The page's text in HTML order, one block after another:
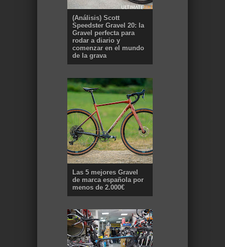
(Análisis) Scott
Speedster Gravel 20: la
Gravel perfecta para
rodar a diario y
comenzar en el mundo
de la grava
Las 5 mejores Gravel
de marca española por
menos de 2.000€